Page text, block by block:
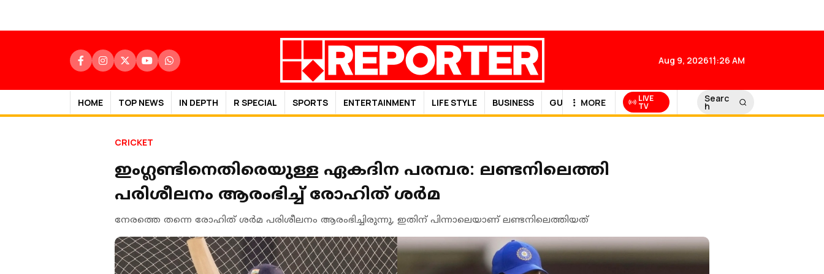
Aug 9, 202611:26 AM
HOME TOP NEWS IN DEPTH R SPECIAL SPORTS ENTERTAINMENT LIFE STYLE BUSINESS GULF NEWS
MORE LIVE
TV
Searc
h
CRICKET
ഇംഗ്ലണ്ടിനെതിരെയുള്ള ഏകദിന പരമ്പര: ലണ്ടനിലെത്തി
പരിശീലനം ആരംഭിച്ച് രോഹിത് ശര്‍മ
നേരത്തെ തന്നെ രോഹിത് ശര്‍മ പരിശീലനം ആരംഭിച്ചിരുന്നു, ഇതിന് പിന്നാലെയാണ് ലണ്ടനിലെത്തിയത്